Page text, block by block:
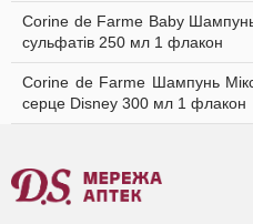
Corine de Farme Baby
сульфатів 250 мл 1 флакон
Corine de Farme Шампунь
серце Disney 300 мл 1 флакон